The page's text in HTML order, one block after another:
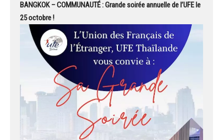
BANGKOK – COMMUNAUTÉ : Grande soirée annuelle de l’UFE le
25 octobre !